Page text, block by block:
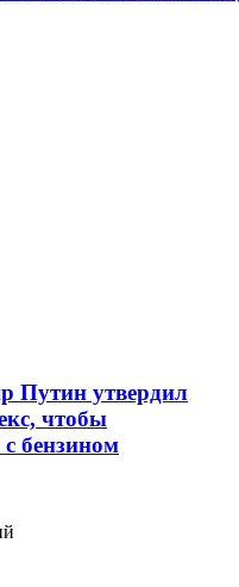
Путин утвердил
чтобы
бензином